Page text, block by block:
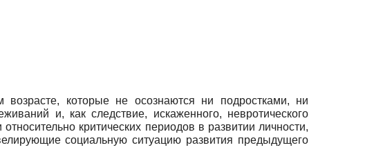
возрасте, которые не осознаются ни подростками, ни
и, как следствие, искаженного, невротического
критических периодов в развитии личности,
социальную ситуацию развития предыдущего